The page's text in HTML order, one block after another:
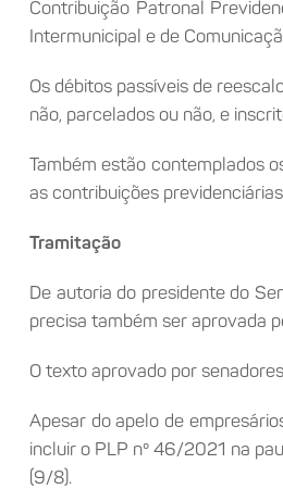
Contribuição Patronal
Intermunicipal e de
Os débitos passíveis de
não, parcelados ou não, e
Também estão contemplados
as contribuições
Tramitação
De autoria do presidente do
precisa também ser aprovada
O texto aprovado por
Apesar do apelo de
incluir o PLP nº 46/2021 na
(9/8).